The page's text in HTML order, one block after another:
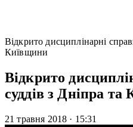
Відкрито дисциплінарні
Київщини
Відкрито
суддів з Дніпра
21 травня 2018 · 15:31